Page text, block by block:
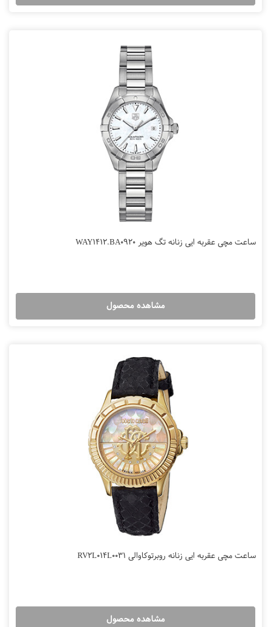
ساعت مچی عقربه ایی زنانه تگ هویر WAY1412.BA0920
مشاهده محصول
ساعت مچی عقربه ایی زنانه روبرتوکاوالی RV2L014L0031
مشاهده محصول